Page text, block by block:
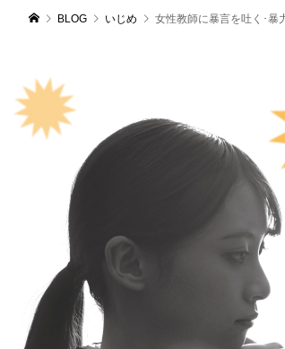
BLOG いじめ 女性教師に暴言を吐く･暴